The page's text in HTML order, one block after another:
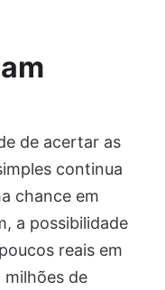
de acertar as
continua
chance em
a possibilidade
reais em
de